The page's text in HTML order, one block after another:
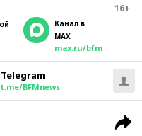
16+
Канал в
MAX
max.ru/bfm
Telegram
t.me/BFMnews